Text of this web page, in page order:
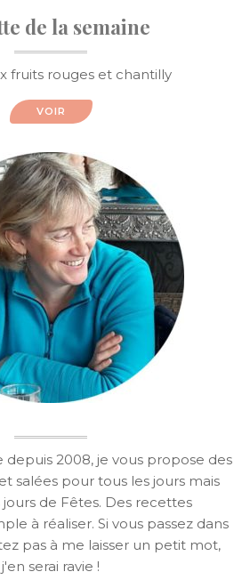
de la semaine
fruits rouges et chantilly
VOIR
depuis 2008, je vous propose des
salées pour tous les jours mais
jours de Fêtes. Des recettes
à réaliser. Si vous passez dans
pas à me laisser un petit mot,
j'en serai ravie !